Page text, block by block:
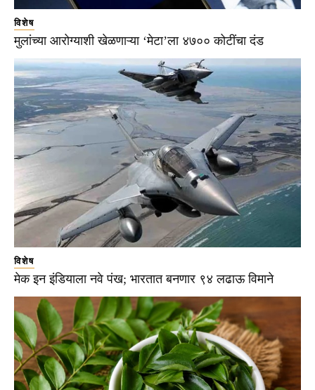
विशेष
मुलांच्या आरोग्याशी खेळणाऱ्या ‘मेटा’ला ४७०० कोटींचा दंड
विशेष
मेक इन इंडियाला नवे पंख; भारतात बनणार ९४ लढाऊ विमाने